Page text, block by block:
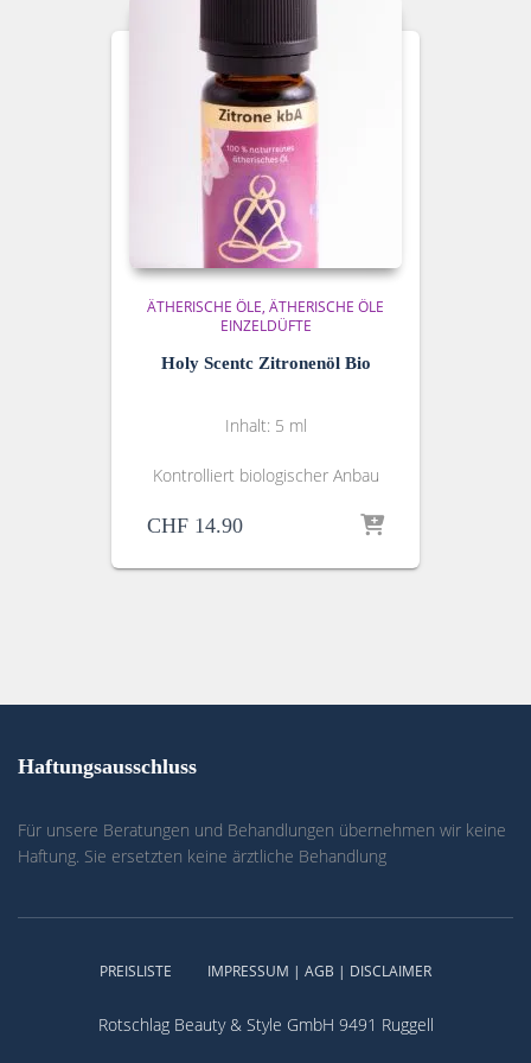
ÄTHERISCHE ÖLE ÄTHERISCHE ÖLE
EINZELDÜFTE
Holy Scentc Zitronenöl Bio
Inhalt: 5 ml
Kontrolliert biologischer Anbau
CHF 14.90
Haftungsausschluss
Für unsere Beratungen und Behandlungen übernehmen wir keine
Haftung. Sie ersetzten keine ärztliche Behandlung
PREISLISTE IMPRESSUM | AGB | DISCLAIMER
Rotschlag Beauty & Style GmbH 9491 Ruggell